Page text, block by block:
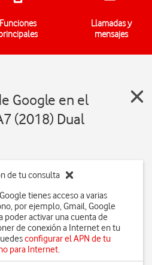
Funciones
Llamadas y
mensajes
Google en el
(2018) Dual
de tu consulta
tienes acceso a varias
por ejemplo, Gmail, Google
poder activar una cuenta de
de conexión a Internet en tu
configurar el APN de tu
para Internet.